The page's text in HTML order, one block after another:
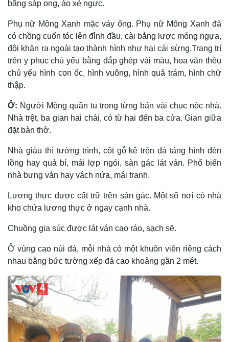
bằng sáp ong, áo xẻ ngực.
Phụ nữ Mông Xanh mặc váy ống. Phụ nữ Mông Xanh đã
có chồng cuốn tóc lên đỉnh đầu, cài bằng lược móng ngựa,
đội khăn ra ngoài tạo thành hình như hai cái sừng.Trang trí
trên y phục chủ yếu bằng đắp ghép vải màu, hoa văn thêu
chủ yếu hình con ốc, hình vuông, hình quả trám, hình chữ
thập.
Ở: Người Mông quần tụ trong từng bản vài chục nóc nhà.
Nhà trệt, ba gian hai chái, có từ hai đến ba cửa. Gian giữa
đặt bàn thờ.
Nhà giàu thì tường trình, cột gỗ kê trên đá tảng hình đèn
lồng hay quả bí, mái lợp ngói, sàn gác lát ván. Phổ biến
nhà bưng ván hay vách nứa, mái tranh.
Lương thực được cất trữ trên sàn gác. Một số nơi có nhà
kho chứa lương thực ở ngay cạnh nhà.
Chuồng gia súc được lát ván cao ráo, sạch sẽ.
Ở vùng cao núi đá, mỗi nhà có một khuôn viên riêng cách
nhau bằng bức tường xếp đá cao khoảng gần 2 mét.